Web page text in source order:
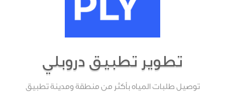
تطوير تطبيق دروبلي
توصيل طلبات المياه بأكثر من منطقة ومدينة تطبيق